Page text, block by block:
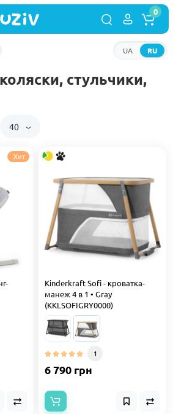
RU
UA
0
стульчики,
40
Хит
Kinderkraft Sofi - кроватка-
манеж 4 в 1 • Gray
(KKLSOFIGRY0000)
1
6 790 грн